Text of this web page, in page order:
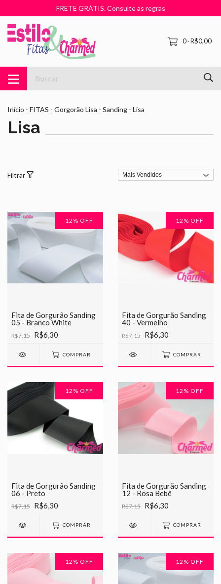
FRETE GRÁTIS. Consulte as regras
0-R$0,00
Início - FITAS - Gorgorão Lisa - Sanding - Lisa
Lisa
Filtrar
12 % OFF
Fita de Gorgurão Sanding
05 - Branco White
R$7,15 R$6,30
COMPRAR
12 % OFF
Fita de Gorgurão Sanding
40 - Vermelho
R$7,15 R$6,30
COMPRAR
12 % OFF
Fita de Gorgurão Sanding
06 - Preto
R$7,15 R$6,30
COMPRAR
12 % OFF
Fita de Gorgurão Sanding
12 - Rosa Bebê
R$7,15 R$6,30
COMPRAR
12 % OFF 12 % OFF